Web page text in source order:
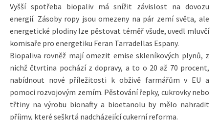
Vyšší spotřeba biopaliv má snížit závislost na dovozu
energií. Zásoby ropy jsou omezeny na pár zemí světa, ale
energetické plodiny lze pěstovat téměř všude, uvedl mluvčí
komisaře pro energetiku Feran Tarradellas Espany.
Biopaliva rovněž mají omezit emise skleníkových plynů, z
nichž čtvrtina pochází z dopravy, a to o 20 až 70 procent,
nabídnout nové příležitosti k obživě farmářům v EU a
pomoci rozvojovým zemím. Pěstování řepky, cukrovky nebo
třtiny na výrobu bionafty a bioetanolu by mělo nahradit
příjmy, které seškrtá nadcházející cukerní reforma.